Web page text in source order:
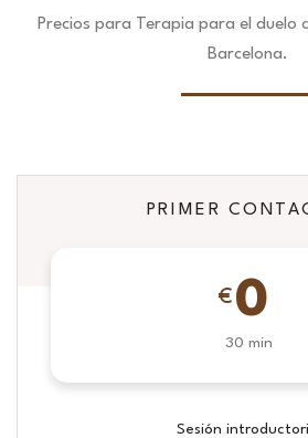
Precios para Terapia para el duelo
Barcelona.
PRIMER
€ 0
30 min
Sesión